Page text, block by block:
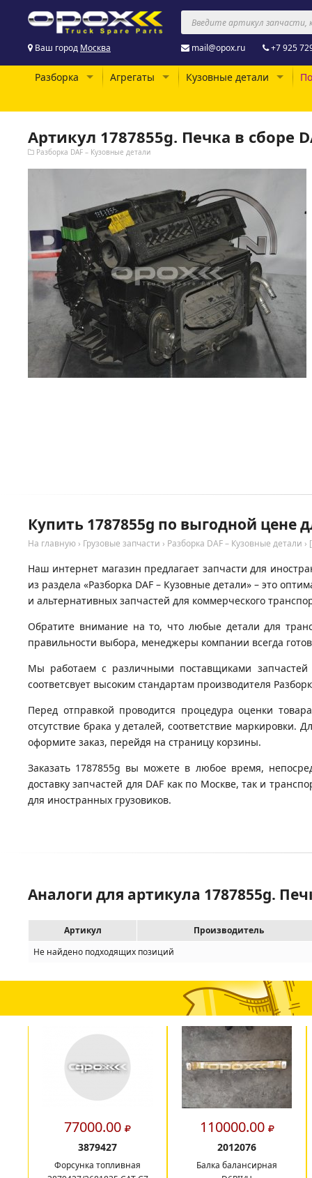
Ваш город Москва mail@opox.ru +7 925
Разборка Агрегаты Кузовные детали
Артикул 1787855g. Печка в сборе
Разборка DAF – Кузовные детали
Купить 1787855g по выгодной цене
На главную › Грузовые запчасти › Разборка DAF – Кузовные детали ›
Наш интернет магазин предлагает запчасти для
из раздела «Разборка DAF – Кузовные детали» – это
и альтернативных запчастей для коммерческого
Обратите внимание на то, что любые детали для
правильности выбора, менеджеры компании всегда
Мы работаем с различными поставщиками запчастей
соответсвует высоким стандартам производителя
Перед отправкой проводится процедура оценки
отсутствие брака у деталей, соответствие маркировки.
оформите заказ, перейдя на страницу корзины.
Заказать 1787855g вы можете в любое время,
доставку запчастей для DAF как по Москве, так и
для иностранных грузовиков.
Аналоги для артикула 1787855g.
Артикул
Производитель
Не найдено подходящих позиций
77000.00
3879427
Форсунка топливная
110000.00
2012076
Балка балансирная